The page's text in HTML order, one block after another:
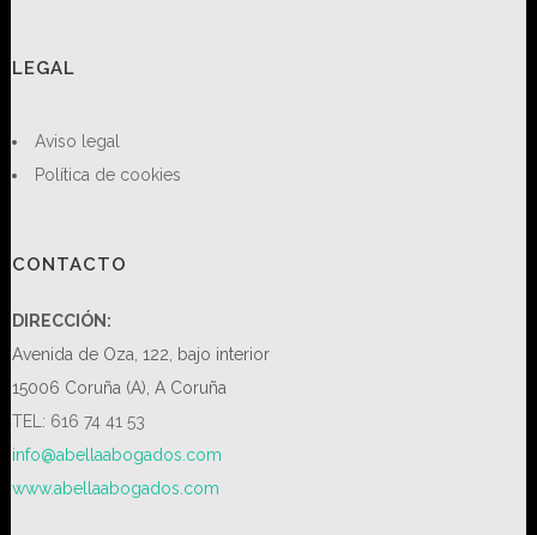
LEGAL
Aviso legal
Política de cookies
CONTACTO
DIRECCIÓN:
Avenida de Oza, 122, bajo interior
15006 Coruña (A), A Coruña
TEL: 616 74 41 53
info@abellaabogados.com
www.abellaabogados.com